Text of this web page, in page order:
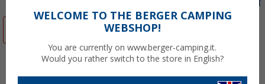
WELCOME TO THE BERGER CAMPING
WEBSHOP!
You are currently on www.berger-camping.it.
Would you rather switch to the store in English?